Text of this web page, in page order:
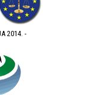
2014. -